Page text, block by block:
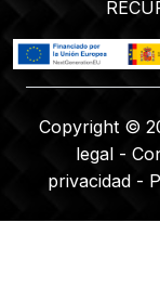
Copyright ©
legal-
privacidad-